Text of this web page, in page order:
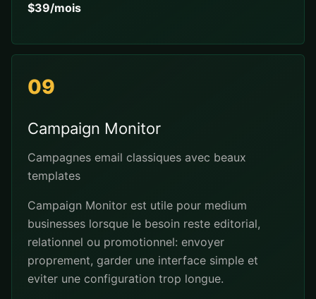
$39/mois
09
Campaign Monitor
Campagnes email classiques avec beaux
templates
Campaign Monitor est utile pour medium
businesses lorsque le besoin reste editorial,
relationnel ou promotionnel: envoyer
proprement, garder une interface simple et
eviter une configuration trop longue.